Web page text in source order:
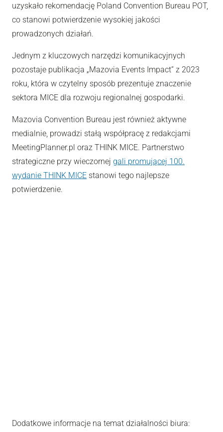
uzyskało rekomendację Poland Convention Bureau POT,
co stanowi potwierdzenie wysokiej jakości
prowadzonych działań.
Jednym z kluczowych narzędzi komunikacyjnych
pozostaje publikacja „Mazovia Events Impact” z 2023
roku, która w czytelny sposób prezentuje znaczenie
sektora MICE dla rozwoju regionalnej gospodarki.
Mazovia Convention Bureau jest również aktywne
medialnie, prowadzi stałą współpracę z redakcjami
MeetingPlanner.pl oraz THINK MICE. Partnerstwo
strategiczne przy wieczornej gali promującej 100.
wydanie THINK MICE stanowi tego najlepsze
potwierdzenie.
Dodatkowe informacje na temat działalności biura: